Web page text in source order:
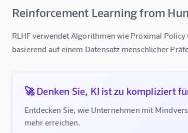
Reinforcement Learning from
RLHF verwendet Algorithmen wie Proximal
basierend auf einem Datensatz menschlicher
🚀 Denken Sie, KI ist zu kompliziert
Entdecken Sie, wie Unternehmen mit
mehr erreichen.